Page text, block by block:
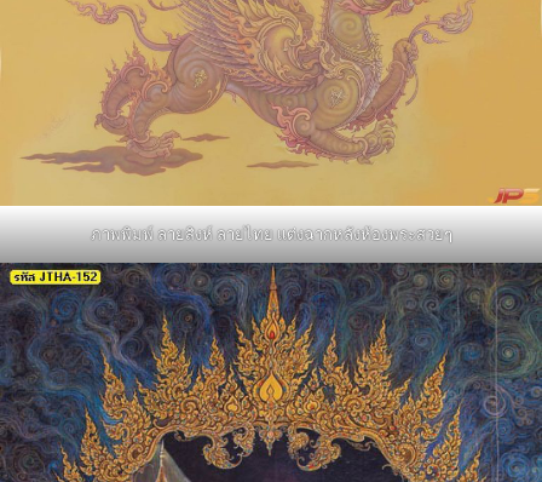
ภาพพิมพ์ ลายสิงห์ ลายไทย แต่งฉากหลังห้องพระสวยๆ